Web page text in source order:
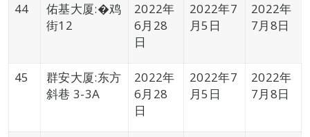
44
佑基大厦:�鸡
街12
2022年
6月28
日
2022年7
月5日
2022年
7月8日
45
群安大厦:东方
斜巷 3-3A
2022年
6月28
日
2022年7
月5日
2022年
7月8日